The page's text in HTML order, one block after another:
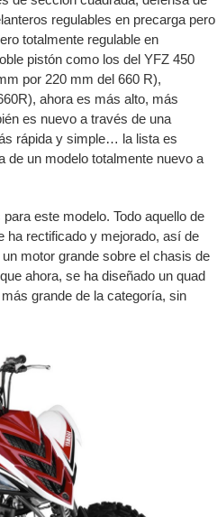
regulables en precarga pero
totalmente regulable en
pistón como los del YFZ 450
por 220 mm del 660 R),
ahora es más alto, más
es nuevo a través de una
rápida y simple… la lista es
de un modelo totalmente nuevo a
este modelo. Todo aquello de
ha rectificado y mejorado, así de
motor grande sobre el chasis de
ahora, se ha diseñado un quad
grande de la categoría, sin